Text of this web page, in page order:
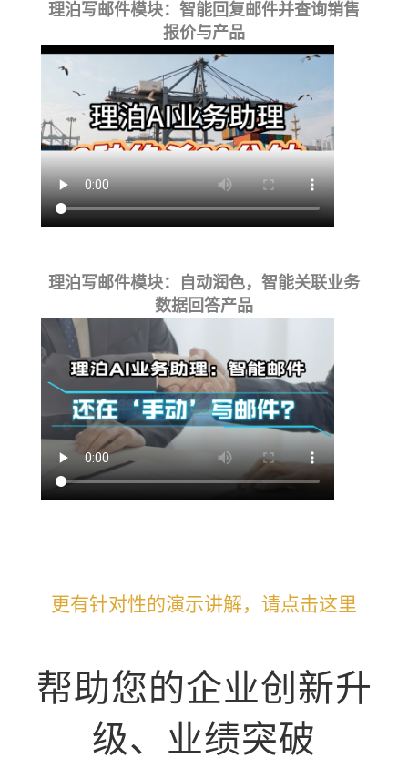
理泊写邮件模块：智能回复邮件并查询销售
报价与产品
理泊写邮件模块：自动润色，智能关联业务
数据回答产品
更有针对性的演示讲解，请点击这里
帮助您的企业创新升
级、业绩突破